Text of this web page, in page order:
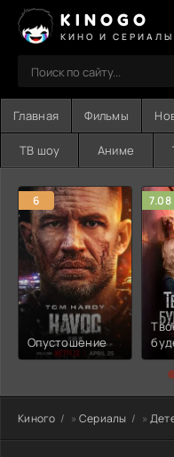
KINOGO
КИНО И СЕРИАЛЫ
Главная Фильмы
ТВ шоу Аниме
6
Опустошение
7.08
Киного » Сериалы »